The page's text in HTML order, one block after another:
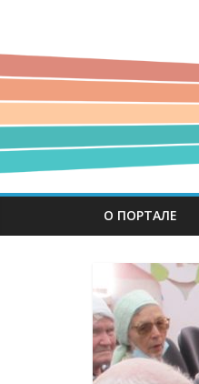
О ПОРТАЛЕ